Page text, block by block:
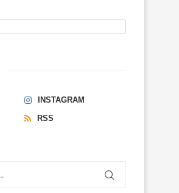
INSTAGRAM
RSS